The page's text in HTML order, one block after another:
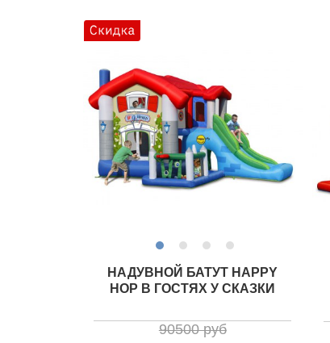
НАДУВНОЙ БАТУТ HAPPY
HOP В ГОСТЯХ У СКАЗКИ
90500 руб